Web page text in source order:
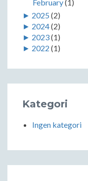
February(1)
► 2025 (2)
► 2024(2)
► 2023(1)
► 2022 (1)
Kategori
Ingen kategori